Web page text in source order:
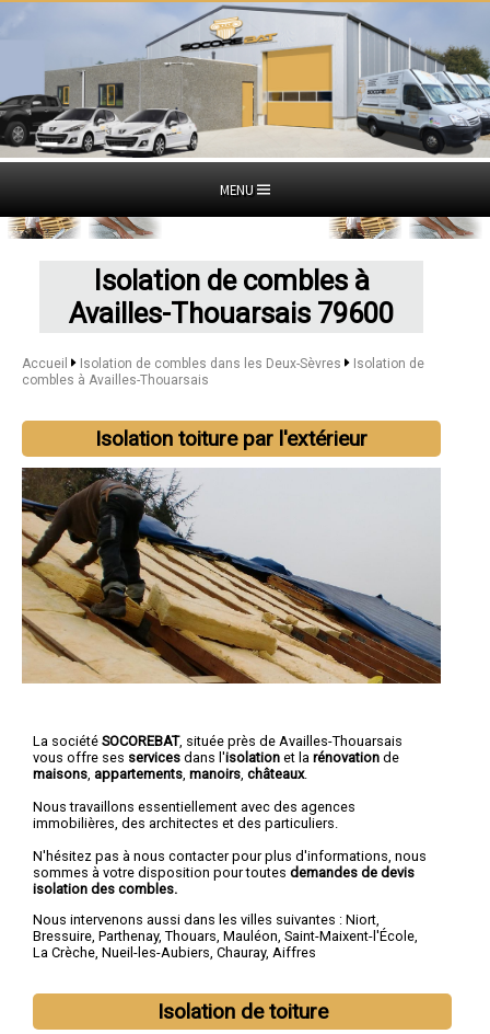
MENU
Isolation de combles à
Availles-Thouarsais 79600
Accueil Isolation de combles dans les Deux-Sèvres
Isolation de
combles à Availles-Thouarsais
Isolation toiture par l'extérieur
La société SOCOREBAT, située près de Availles-Thouarsais
vous offre ses services dans l'isolation et la rénovation de
maisons, appartements, manoirs, châteaux.
Nous travaillons essentiellement avec des agences
immobilières, des architectes et des particuliers.
N'hésitez pas à nous contacter pour plus d'informations, nous
sommes à votre disposition pour toutes demandes de devis
isolation des combles.
Nous intervenons aussi dans les villes suivantes : Niort,
Bressuire, Parthenay, Thouars, Mauléon, Saint-Maixent-l'École,
La Crèche, Nueil-les-Aubiers, Chauray, Aiffres
Isolation de toiture